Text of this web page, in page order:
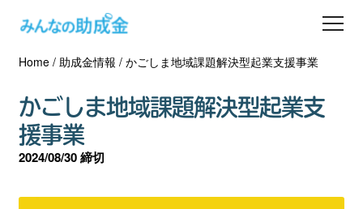
助成金を探す
士業の方へ
助成金コラム
Home/ 助成金情報 / かごしま地域課題解決型起業支援事業
かごしま地域課題解決型起業支
援事業
2024/08/30 締切